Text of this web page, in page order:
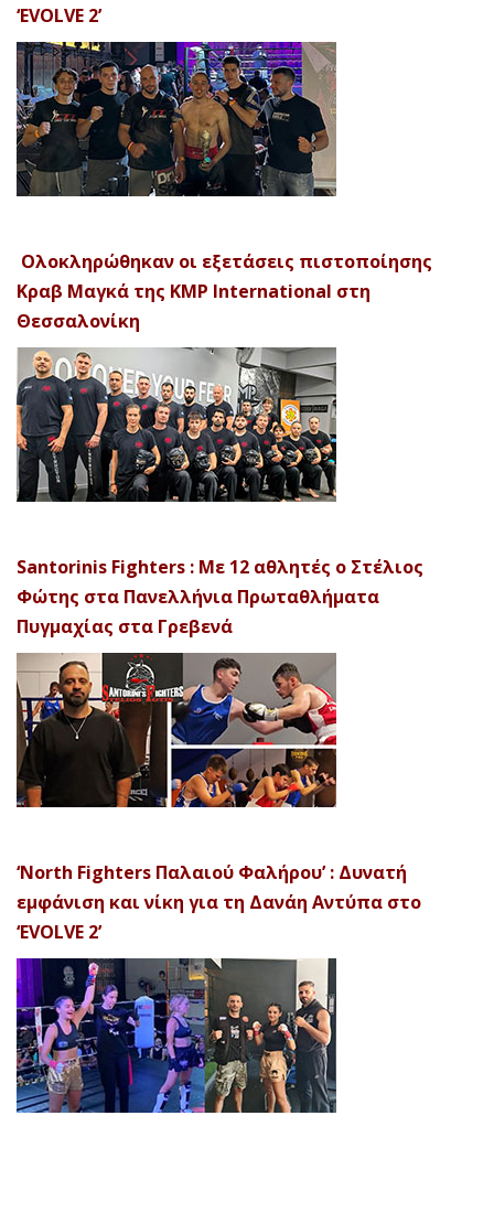
‘EVOLVE 2’
Ολοκληρώθηκαν οι εξετάσεις πιστοποίησης
Κραβ Μαγκά της KMP International στη
Θεσσαλονίκη
Santorinis Fighters : Με 12 αθλητές ο Στέλιος
Φώτης στα Πανελλήνια Πρωταθλήματα
Πυγμαχίας στα Γρεβενά
‘North Fighters Παλαιού Φαλήρου’ : Δυνατή
εμφάνιση και νίκη για τη Δανάη Αντύπα στο
‘EVOLVE 2’